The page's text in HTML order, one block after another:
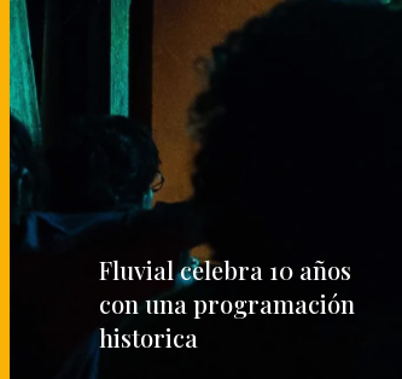
Fluvial celebra 10 años
con una programación
historica